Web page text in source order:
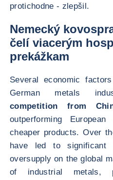
protichodne - zlepšil.
Nemecký
čelí viacerým
prekážkam
Several economic
German metals
competition from
outperforming
cheaper products. Over
have led to significant
oversupply on the global
of industrial metals,